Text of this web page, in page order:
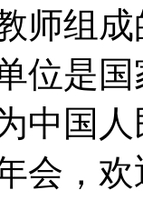
师组
位是
中国
会，